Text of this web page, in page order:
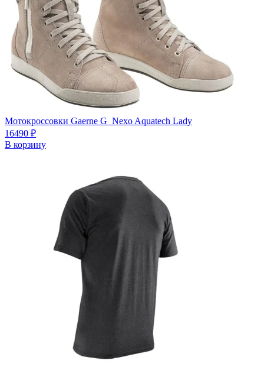
Мотокроссовки Gaerne G_Nexo Aquatech Lady
16490 ₽
В корзину